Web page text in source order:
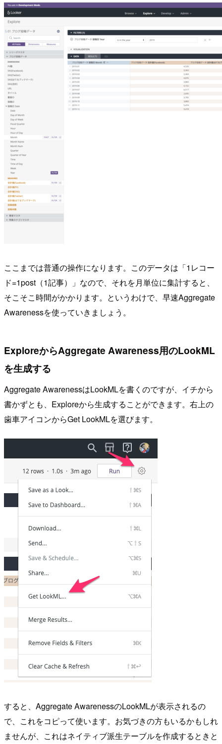
ここまでは普通の操作になります。このデータは「1レコー
ド=1post（1記事）」なので、それを月単位に集計すると、
そこそこ時間がかかります。というわけで、早速Aggregate
Awarenessを使っていきましょう。
ExploreからAggregate Awareness用のLookML
を生成する
Aggregate AwarenessはLookMLを書くのですが、イチから
書かずとも、Exploreから生成することができます。右上の
歯車アイコンからGet LookMLを選びます。
すると、Aggregate AwarenessのLookMLが表示されるの
で、これをコピって使います。お気づきの方もいるかもしれ
ませんが、これはネイティブ派生テーブルを作成するときと